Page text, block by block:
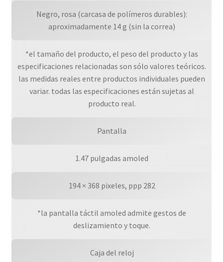
Negro, rosa (carcasa de polímeros durables):
aproximadamente 14 g (sin la correa)
*el tamaño del producto, el peso del producto y las
especificaciones relacionadas son sólo valores teóricos.
las medidas reales entre productos individuales pueden
variar. todas las especificaciones están sujetas al
producto real.
Pantalla
1.47 pulgadas amoled
194 × 368 pixeles, ppp 282
*la pantalla táctil amoled admite gestos de
deslizamiento y toque.
Caja del reloj